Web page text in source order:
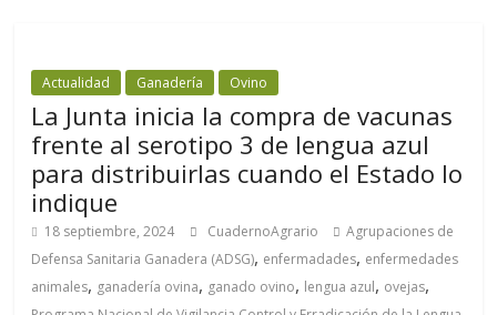
Actualidad Ganadería Ovino
La Junta inicia la compra de vacunas
frente al serotipo 3 de lengua azul
para distribuirlas cuando el Estado lo
indique
18 septiembre, 2024 CuadernoAgrario
Agrupaciones de
Defensa Sanitaria Ganadera (ADSG), enfermadades, enfermedades
animales, ganadería ovina, ganado ovino, lengua azul, ovejas,